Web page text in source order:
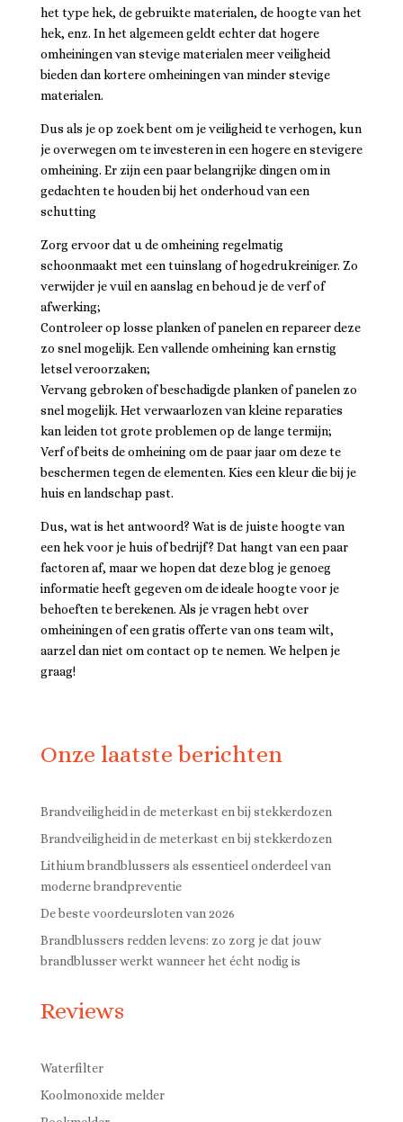
het type hek, de gebruikte materialen, de hoogte van het
hek, enz. In het algemeen geldt echter dat hogere
omheiningen van stevige materialen meer veiligheid
bieden dan kortere omheiningen van minder stevige
materialen.
Dus als je op zoek bent om je veiligheid te verhogen, kun
je overwegen om te investeren in een hogere en stevigere
omheining. Er zijn een paar belangrijke dingen om in
gedachten te houden bij het onderhoud van een
schutting
Zorg ervoor dat u de omheining regelmatig
schoonmaakt met een tuinslang of hogedrukreiniger. Zo
verwijder je vuil en aanslag en behoud je de verf of
afwerking;
Controleer op losse planken of panelen en repareer deze
zo snel mogelijk. Een vallende omheining kan ernstig
letsel veroorzaken;
Vervang gebroken of beschadigde planken of panelen zo
snel mogelijk. Het verwaarlozen van kleine reparaties
kan leiden tot grote problemen op de lange termijn;
Verf of beits de omheining om de paar jaar om deze te
beschermen tegen de elementen. Kies een kleur die bij je
huis en landschap past.
Dus, wat is het antwoord? Wat is de juiste hoogte van
een hek voor je huis of bedrijf? Dat hangt van een paar
factoren af, maar we hopen dat deze blog je genoeg
informatie heeft gegeven om de ideale hoogte voor je
behoeften te berekenen. Als je vragen hebt over
omheiningen of een gratis offerte van ons team wilt,
aarzel dan niet om contact op te nemen. We helpen je
graag!
Onze laatste berichten
Brandveiligheid in de meterkast en bij stekkerdozen
Brandveiligheid in de meterkast en bij stekkerdozen
Lithium brandblussers als essentieel onderdeel van
moderne brandpreventie
De beste voordeursloten van 2026
Brandblussers redden levens: zo zorg je dat jouw
brandblusser werkt wanneer het écht nodig is
Reviews
Waterfilter
Koolmonoxide melder